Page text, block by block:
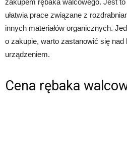
zakupem rębaka walcowego. Jest
ułatwia prace związane z
innych materiałów organicznych.
o zakupie, warto zastanowić się
urządzeniem.
Cena rębaka